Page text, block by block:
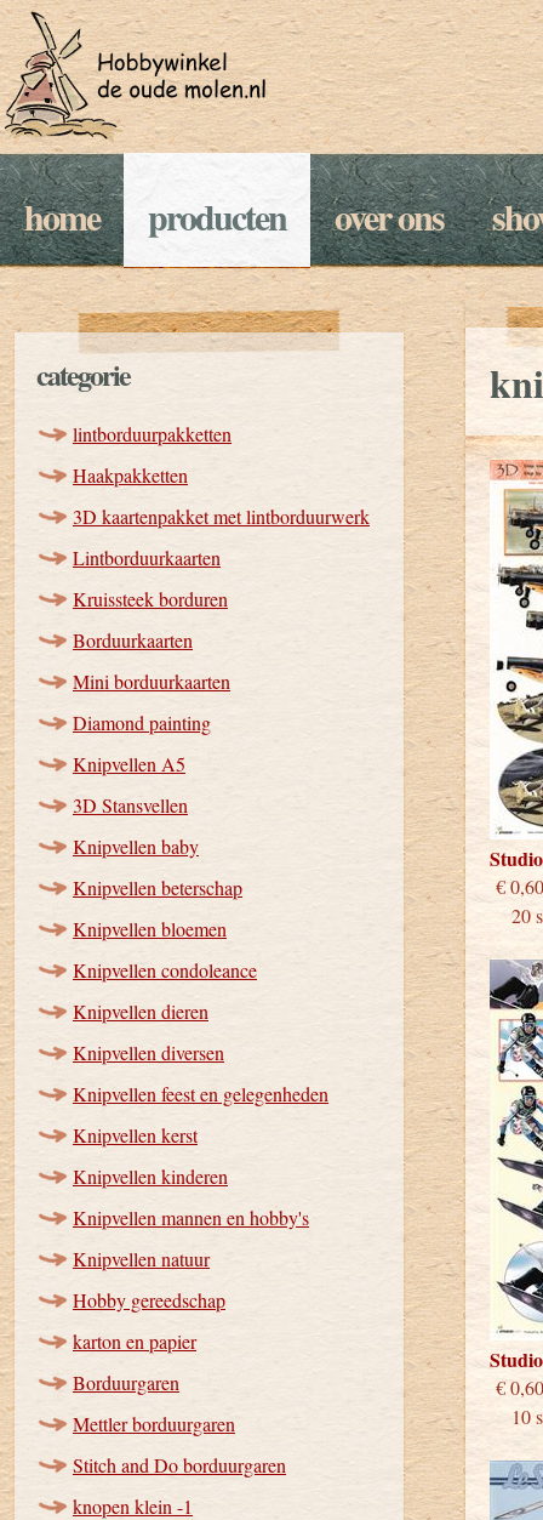
home producten over ons
categorie
lintborduurpakketten
Haakpakketten
3D kaartenpakket met lintborduurwerk
Lintborduurkaarten
Kruissteek borduren
Borduurkaarten
Mini borduurkaarten
Diamond painting
Knipvellen A5
3D Stansvellen
Knipvellen baby
Knipvellen beterschap
Knipvellen bloemen
Knipvellen condoleance
Knipvellen dieren
Knipvellen diversen
Knipvellen feest en gelegenheden
Knipvellen kerst
Knipvellen kinderen
Knipvellen mannen en hobby's
Knipvellen natuur
Hobby gereedschap
karton en papier
Borduurgaren
Mettler borduurgaren
Stitch and Do borduurgaren
knopen klein -1
20
10